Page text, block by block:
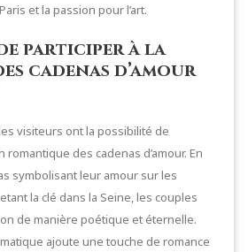
et la passion pour l’art.
participer à la
cadenas d’amour
visiteurs ont la possibilité de
des cadenas d’amour. En
symbolisant leur amour sur les
la clé dans la Seine, les couples
de manière poétique et éternelle.
ajoute une touche de romance